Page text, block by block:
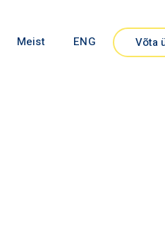
Meist ENG Võta